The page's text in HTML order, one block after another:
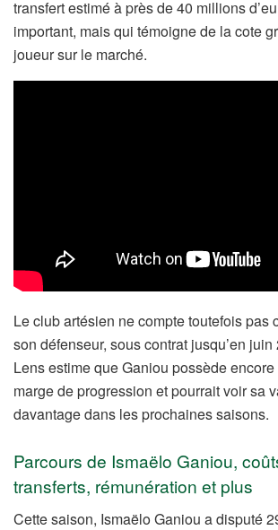
transfert estimé à près de 40 millions
important, mais qui témoigne de la cote
joueur sur le marché.
Le club artésien ne compte toutefois pas
son défenseur, sous contrat jusqu’en
Lens estime que Ganiou possède
marge de progression et pourrait voir sa
davantage dans les prochaines saisons.
Parcours de Ismaëlo Ganiou,
transferts, rémunération et plus
Cette saison, Ismaëlo Ganiou a disputé